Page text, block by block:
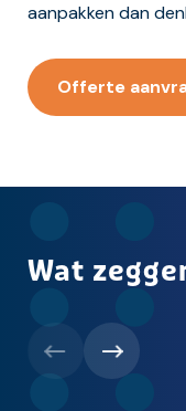
aanpakken dan
Offerte
Wat